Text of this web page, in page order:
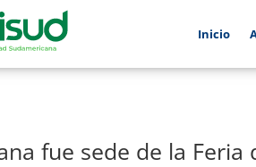
Inicio
fue sede de la Feria